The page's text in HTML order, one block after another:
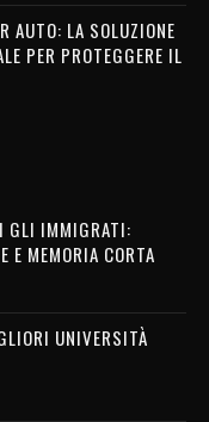
AUTO: LA SOLUZIONE
PER PROTEGGERE IL
GLI IMMIGRATI:
E MEMORIA CORTA
UNIVERSITÀ